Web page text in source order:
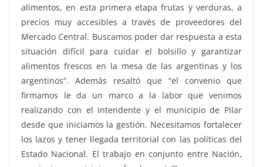
alimentos, en esta primera etapa frutas y verduras, a
precios muy accesibles a través de proveedores del
Mercado Central. Buscamos poder dar respuesta a esta
situación difícil para cuidar el bolsillo y garantizar
alimentos frescos en la mesa de las argentinas y los
argentinos”. Además resaltó que “el convenio que
firmamos le da un marco a la labor que venimos
realizando con el intendente y el municipio de Pilar
desde que iniciamos la gestión. Necesitamos fortalecer
los lazos y tener llegada territorial con las políticas del
Estado Nacional. El trabajo en conjunto entre Nación,